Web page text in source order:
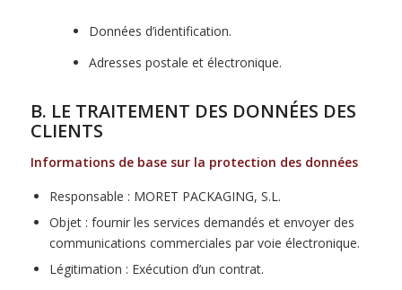
Données d’identification.
Adresses postale et électronique.
B. LE TRAITEMENT DES DONNÉES DES
CLIENTS
Informations de base sur la protection des données
Responsable : MORET PACKAGING, S.L.
Objet : fournir les services demandés et envoyer des
communications commerciales par voie électronique.
Légitimation : Exécution d’un contrat.